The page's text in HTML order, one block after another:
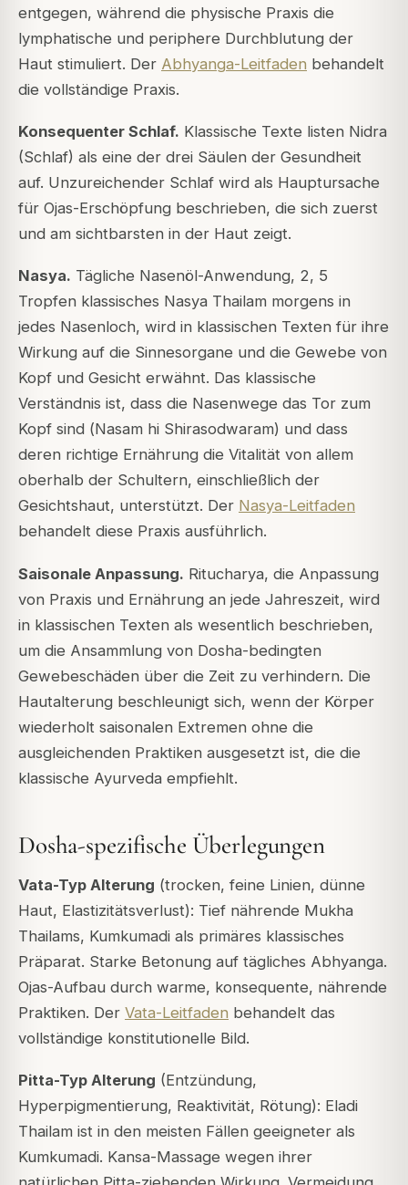
entgegen, während die physische Praxis die
lymphatische und periphere Durchblutung der
Haut stimuliert. Der Abhyanga-Leitfaden behandelt
die vollständige Praxis.
Konsequenter Schlaf. Klassische Texte listen Nidra
(Schlaf) als eine der drei Säulen der Gesundheit
auf. Unzureichender Schlaf wird als Hauptursache
für Ojas-Erschöpfung beschrieben, die sich zuerst
und am sichtbarsten in der Haut zeigt.
Nasya. Tägliche Nasenöl-Anwendung, 2, 5
Tropfen klassisches Nasya Thailam morgens in
jedes Nasenloch, wird in klassischen Texten für ihre
Wirkung auf die Sinnesorgane und die Gewebe von
Kopf und Gesicht erwähnt. Das klassische
Verständnis ist, dass die Nasenwege das Tor zum
Kopf sind (Nasam hi Shirasodwaram) und dass
deren richtige Ernährung die Vitalität von allem
oberhalb der Schultern, einschließlich der
Gesichtshaut, unterstützt. Der Nasya-Leitfaden
behandelt diese Praxis ausführlich.
Saisonale Anpassung. Ritucharya, die Anpassung
von Praxis und Ernährung an jede Jahreszeit, wird
in klassischen Texten als wesentlich beschrieben,
um die Ansammlung von Dosha-bedingten
Gewebeschäden über die Zeit zu verhindern. Die
Hautalterung beschleunigt sich, wenn der Körper
wiederholt saisonalen Extremen ohne die
ausgleichenden Praktiken ausgesetzt ist, die die
klassische Ayurveda empfiehlt.
Dosha-spezifische Überlegungen
Vata-Typ Alterung (trocken, feine Linien, dünne
Haut, Elastizitätsverlust): Tief nährende Mukha
Thailams, Kumkumadi als primäres klassisches
Präparat. Starke Betonung auf tägliches Abhyanga.
Ojas-Aufbau durch warme, konsequente, nährende
Praktiken. Der Vata-Leitfaden behandelt das
vollständige konstitutionelle Bild.
Pitta-Typ Alterung (Entzündung,
Hyperpigmentierung, Reaktivität, Rötung): Eladi
Thailam ist in den meisten Fällen geeigneter als
Kumkumadi. Kansa-Massage wegen ihrer